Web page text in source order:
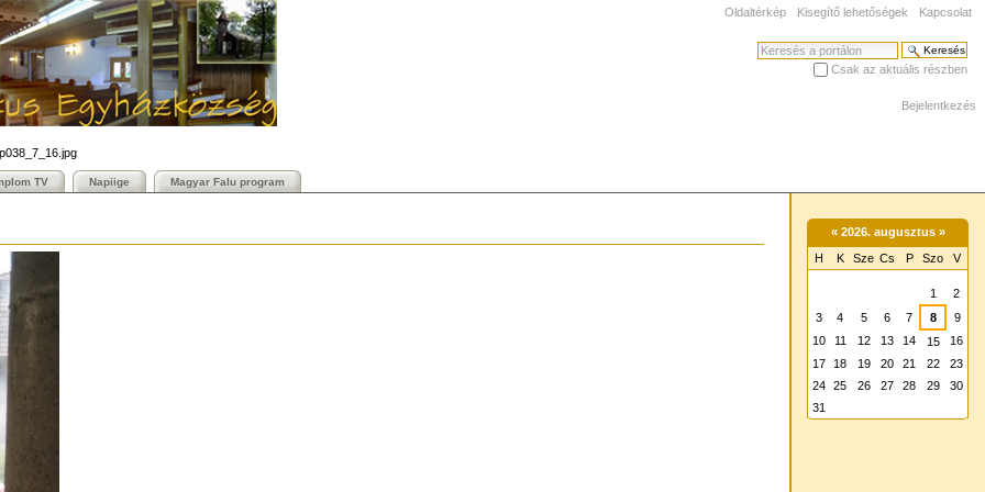
Oldaltérkép Kisegítő lehetőségek Kapcsolat
Keresés
Csak az aktuális részben
Bejelentkezés
TV Napiige Magyar Falu program
«2026. augusztus »
H K Sze Cs P Szo V
1
2
3
4 5 6 7 8
9
10
11 12 13 14 15
16
17
18 19 20 21 22
23
24
25 26 27 28 29
30
31